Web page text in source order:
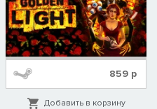
859 р
Добавить в корзину